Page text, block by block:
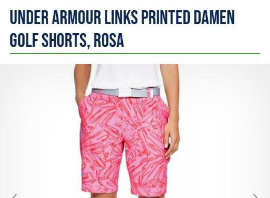
Under Armour Links Printed Damen
Golf Shorts, rosa